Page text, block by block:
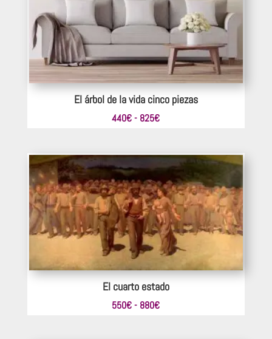
El árbol de la vida cinco piezas
440€ - 825€Rango
desde
440€
hasta
825€
El cuarto estado
550€ - 880€Rango